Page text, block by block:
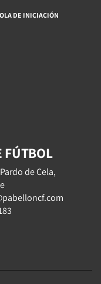
DE INICIACIÓN
FÚTBOL
de Cela,